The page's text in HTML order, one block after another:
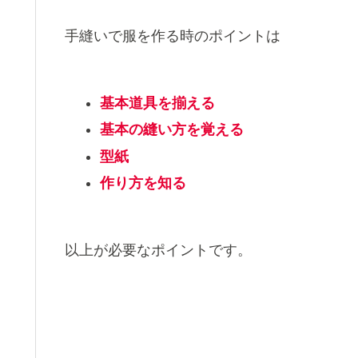
手縫いで服を作る時のポイントは
基本道具を揃える
基本の縫い方を覚える
型紙
作り方を知る
以上が必要なポイントです。